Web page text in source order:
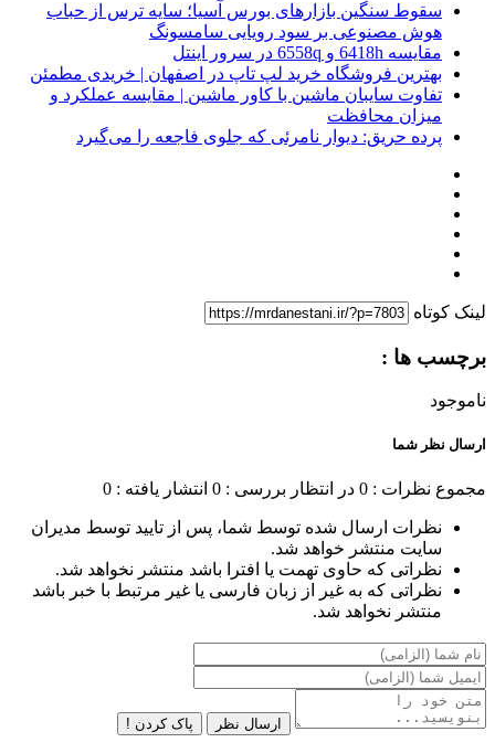
سقوط سنگین بازارهای بورس آسیا؛ سایه ترس از حباب
هوش مصنوعی بر سود رویایی سامسونگ
مقایسه 6418h و 6558q در سرور اینتل
بهترین فروشگاه خرید لپ تاپ در اصفهان | خریدی مطمئن
تفاوت سایبان ماشین با کاور ماشین | مقایسه عملکرد و
میزان محافظت
پرده حریق: دیوار نامرئی که جلوی فاجعه را می‌گیرد
لینک کوتاه
برچسب ها :
ناموجود
ارسال نظر شما
مجموع نظرات : 0 در انتظار بررسی : 0 انتشار یافته : 0
نظرات ارسال شده توسط شما، پس از تایید توسط مدیران
سایت منتشر خواهد شد.
نظراتی که حاوی تهمت یا افترا باشد منتشر نخواهد شد.
نظراتی که به غیر از زبان فارسی یا غیر مرتبط با خبر باشد
منتشر نخواهد شد.
ارسال نظر پاک کردن !